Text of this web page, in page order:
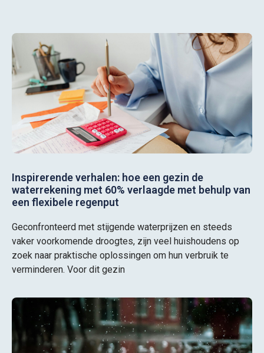
Inspirerende verhalen: hoe een gezin de
waterrekening met 60% verlaagde met behulp van
een flexibele regenput
Geconfronteerd met stijgende waterprijzen en steeds
vaker voorkomende droogtes, zijn veel huishoudens op
zoek naar praktische oplossingen om hun verbruik te
verminderen. Voor dit gezin